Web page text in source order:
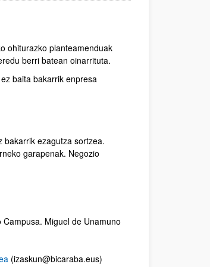
ohiturazko planteamenduak
berri batean oinarrituta.
baita bakarrik enpresa
ezagutza sortzea.
garapenak. Negozio
Miguel de Unamuno
(izaskun@bicaraba.eus)